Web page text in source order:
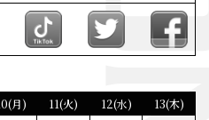
月) 11(火) 12(水) 13(木)